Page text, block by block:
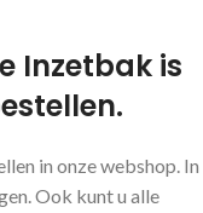
Inzetbak is
in onze webshop. In
Ook kunt u alle